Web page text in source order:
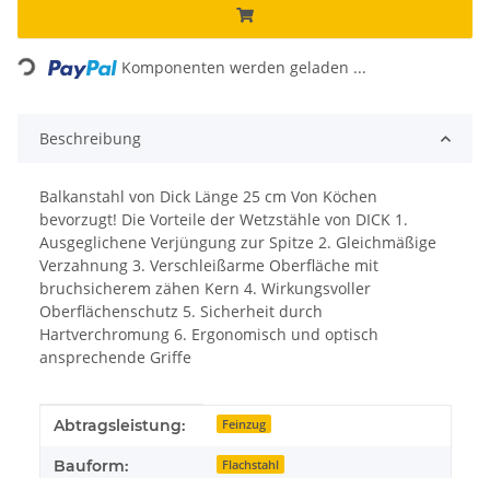
Loading... Komponenten werden geladen ...
Beschreibung
Balkanstahl von Dick Länge 25 cm Von Köchen
bevorzugt! Die Vorteile der Wetzstähle von DICK 1.
Ausgeglichene Verjüngung zur Spitze 2. Gleichmäßige
Verzahnung 3. Verschleißarme Oberfläche mit
bruchsicherem zähen Kern 4. Wirkungsvoller
Oberflächenschutz 5. Sicherheit durch
Hartverchromung 6. Ergonomisch und optisch
ansprechende Griffe
Produkteigenschaft
Wert
Abtragsleistung: Feinzug
Bauform: Flachstahl